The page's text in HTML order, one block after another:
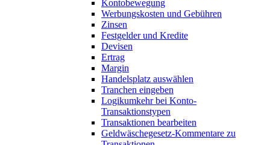
Kontobewegung
Werbungskosten und Gebühren
Zinsen
Festgelder und Kredite
Devisen
Ertrag
Margin
Handelsplatz auswählen
Tranchen eingeben
Logikumkehr bei Konto-
Transaktionstypen
Transaktionen bearbeiten
Geldwäschegesetz-Kommentare zu